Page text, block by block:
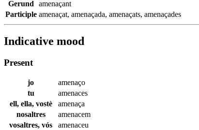
Gerund
amenaçant
Participle amenaçat, amenaçada, amenaçats, amenaçades
Indicative mood
Present
jo
amenaço
tu
amenaces
ell, ella, vostè
amenaça
nosaltres
amenacem
vosaltres, vós
amenaceu